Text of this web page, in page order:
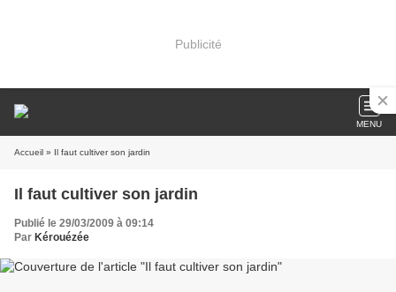
Publicité
MENU
Accueil » Il faut cultiver son jardin
Il faut cultiver son jardin
Publié le 29/03/2009 à 09:14
Par Kérouézée